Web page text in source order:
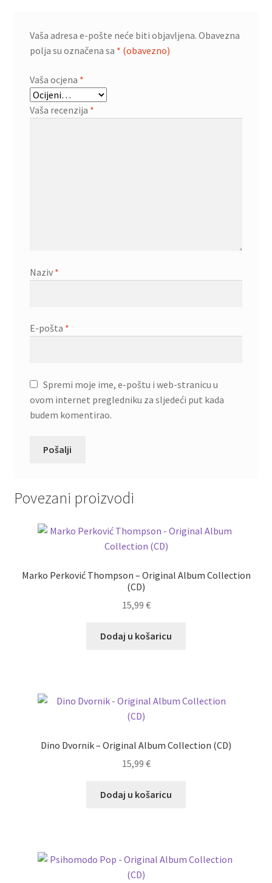
Vaša adresa e-pošte neće biti objavljena. Obavezna
polja su označena sa * (obavezno)
Vaša ocjena *
Vaša recenzija *
Naziv *
E-pošta *
Spremi moje ime, e-poštu i web-stranicu u
ovom internet pregledniku za sljedeći put kada
budem komentirao.
Povezani proizvodi
Marko Perković Thompson – Original Album Collection
(CD)
15,99 €
Dodaj u košaricu
Dino Dvornik – Original Album Collection (CD)
15,99 €
Dodaj u košaricu